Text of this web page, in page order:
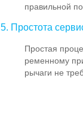
правильной
5. Простота
Простая
ременному
рычаги не